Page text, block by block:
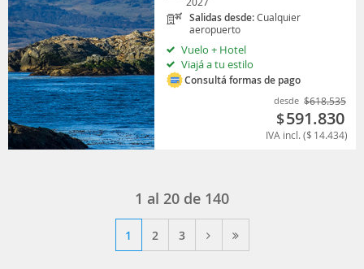
Salidas desde:Cualquier
aeropuerto
Vuelo + Hotel
Viajá a tu estilo
Consultá formas de pago
desde $618.535
$591.830
IVA incl. ($ 14.434)
1 al 20 de 140
1 2 3